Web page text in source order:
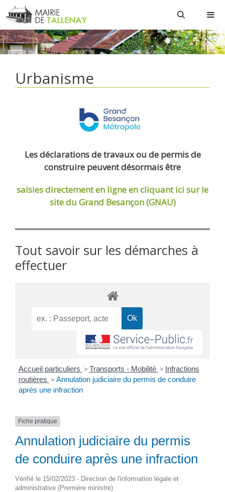
Aller
au
contenu
Urbanisme
Les déclarations de travaux ou de permis de
construire peuvent désormais être
saisies directement en ligneen cliquant ici sur le
site du Grand Besançon (GNAU)
Tout savoir sur les démarches à
effectuer
Accueil particuliers > Transports - Mobilité > Infractions
routières > Annulation judiciaire du permis de conduire
après une infraction
Fiche pratique
Annulation judiciaire du permis
de conduire après une infraction
Vérifié le 15/02/2023 - Direction de l'information légale et
administrative (Première ministre)